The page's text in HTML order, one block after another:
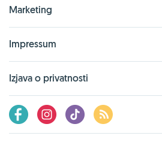
Marketing
Impressum
Izjava o privatnosti